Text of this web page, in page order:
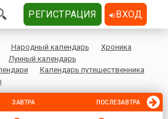
Народный календарь
Хроника
Лунный календарь
Календарь путешественника
ЗАВТРА ПОСЛЕЗАВТРА
РЕГИСТРАЦИЯ ВХОД